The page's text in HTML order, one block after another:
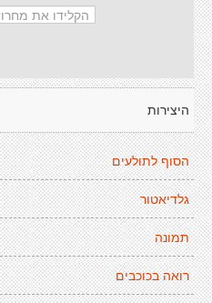
היצירות
הסוף לתולעים
גלדיאטור
תמונה
רואה בכוכבים